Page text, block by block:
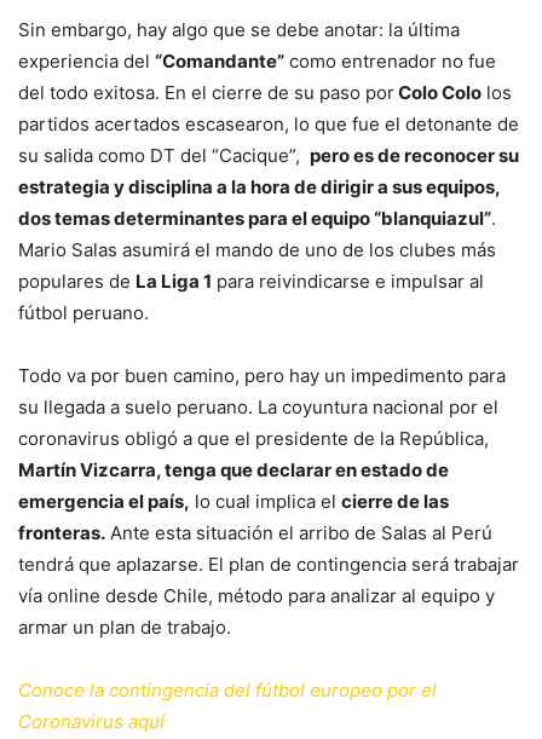
Sin embargo, hay algo que se debe anotar: la última
experiencia del “Comandante” como entrenador no fue
del todo exitosa. En el cierre de su paso porColo Colo los
partidos acertados escasearon, lo que fue el detonante de
su salida como DT del “Cacique”, pero es de reconocer su
estrategia y disciplina a la hora de dirigir a sus equipos,
dos temas determinantes para el equipo “blanquiazul”.
Mario Salas asumirá el mando de uno de los clubes más
populares de La Liga 1 para reivindicarse e impulsar al
fútbol peruano.
Todo va por buen camino, pero hay un impedimento para
su llegada a suelo peruano. La coyuntura nacional por el
coronavirus obligó a que el presidente de la República,
Martín Vizcarra, tenga que declarar en estado de
emergencia el país, lo cual implica el cierre de las
fronteras. Ante esta situación el arribo de Salas al Perú
tendrá que aplazarse. El plan de contingencia será trabajar
vía online desde Chile, método para analizar al equipo y
armar un plan de trabajo.
Conoce la contingencia del fútbol europeo por el
Coronavirus aquí